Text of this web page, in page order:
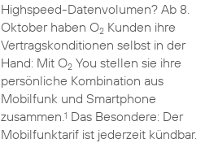
Highspeed-Datenvolumen? Ab 8.
Oktober haben O2Kunden ihre
Vertragskonditionen selbst in der
Hand: Mit O2You stellen sie ihre
persönliche Kombination aus
Mobilfunk und Smartphone
zusammen.1 Das Besondere: Der
Mobilfunktarif ist jederzeit kündbar.